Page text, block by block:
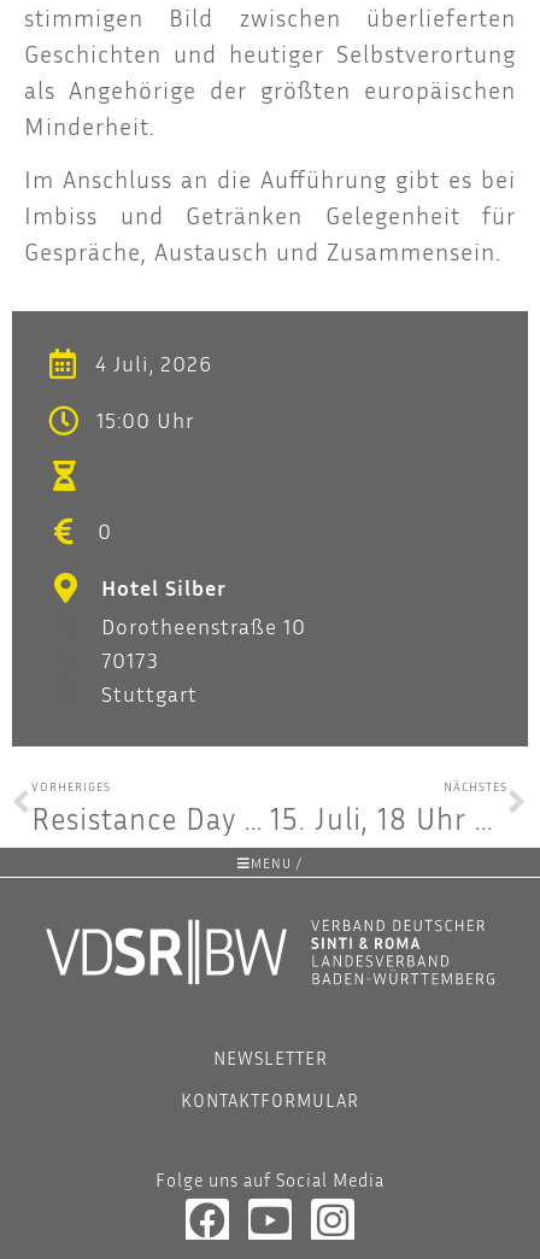
stim­mi­gen Bild zwi­schen über­lie­fer­ten
Geschich­ten und heu­ti­ger Selbst­ver­or­tung
als Ange­hö­ri­ge der größ­ten euro­päi­schen
Minderheit.
Im Anschluss an die Auf­füh­rung gibt es bei
Imbiss und Geträn­ken Gele­gen­heit für
Gesprä­che, Aus­tausch und Zusammensein.
4 Juli, 2026
15:00 Uhr
0
Hotel Silber
Dorotheenstraße 10
70173
Stuttgart
VORHERIGES
Resis­tance Day 2026- Kon­zert mit June Hei­lig & Ensem­ble am 16. Mai
NÄCHSTES
15. Juli, 18 Uhr — Podi­ums­ge­spräch: 40 Jah­re Bür­ger­rechts­ar­beit: Der Ver­band der Sin­ti und Roma, Lan­des­ver­band Baden-Würt­tem­berg e.V.
MENU /
NEWSLETTER
KONTAKTFORMULAR
Folge uns auf Social Media